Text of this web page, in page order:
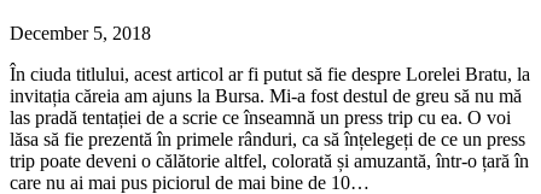
December 5, 2018
În ciuda titlului, acest articol ar fi putut să fie despre Lorelei Bratu, la
invitația căreia am ajuns la Bursa. Mi-a fost destul de greu să nu mă
las pradă tentației de a scrie ce înseamnă un press trip cu ea. O voi
lăsa să fie prezentă în primele rânduri, ca să înțelegeți de ce un press
trip poate deveni o călătorie altfel, colorată și amuzantă, într-o țară în
care nu ai mai pus piciorul de mai bine de 10…